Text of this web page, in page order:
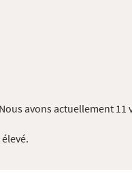
avons actuellement 11